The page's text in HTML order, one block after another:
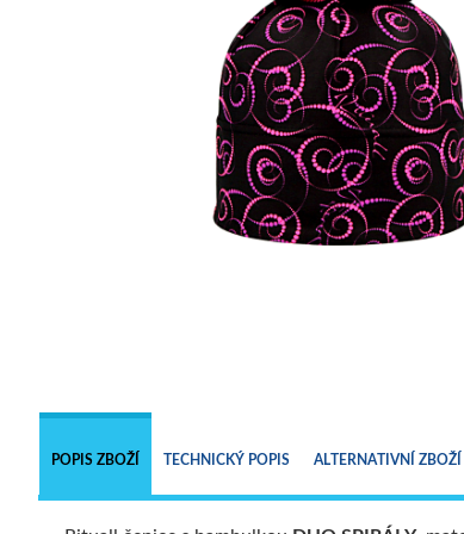
POPIS ZBOŽÍ TECHNICKÝ POPIS ALTERNATIVNÍ ZBOŽÍ